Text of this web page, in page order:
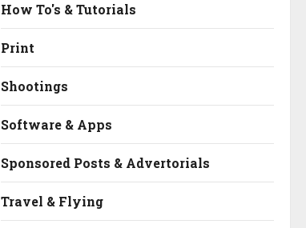
How To's & Tutorials
Print
Shootings
Software & Apps
Sponsored Posts & Advertorials
Travel & Flying